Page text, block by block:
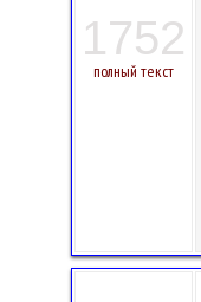
1752
полный текст